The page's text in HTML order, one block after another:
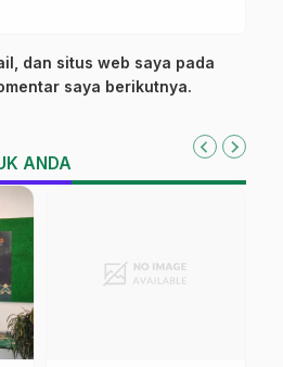
dan situs web saya pada
saya berikutnya.
ANDA